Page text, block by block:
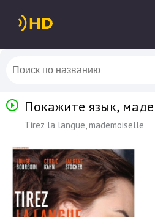
Покажите язык,
Tirez la langue, mademoiselle